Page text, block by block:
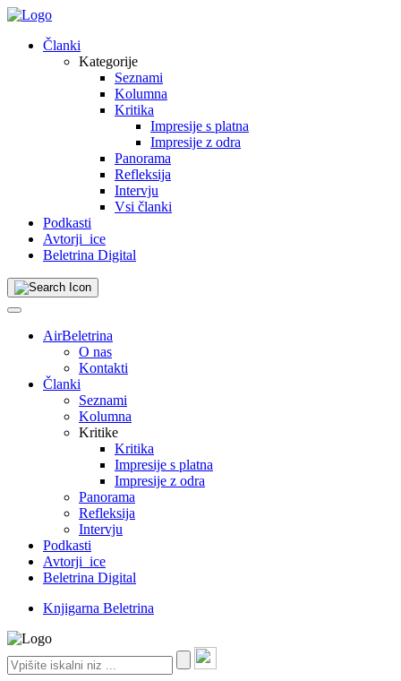
Skip
contentČlanki
Kategorije
Seznami
Kolumna
Kritika
Impresije s platna
Impresije z odra
Panorama
Refleksija
Intervju
Vsi članki
Podkasti
Avtorji_ice
Beletrina Digital
AirBeletrina
O nas
Kontakti
Članki
Seznami
Kolumna
Kritike
Kritika
Impresije s platna
Impresije z odra
Panorama
Refleksija
Intervju
Podkasti
Avtorji_ice
Beletrina Digital
Knjigarna Beletrina